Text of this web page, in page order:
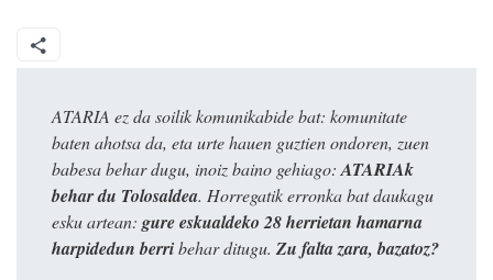
ATARIA ez da soilik komunikabide bat: komunitate
baten ahotsa da, eta urte hauen guztien ondoren, zuen
babesa behar dugu, inoiz baino gehiago: ATARIAk
behar du Tolosaldea. Horregatik erronka bat daukagu
esku artean: gure eskualdeko 28 herrietan hamarna
harpidedun berribehar ditugu. Zu falta zara, bazatoz?